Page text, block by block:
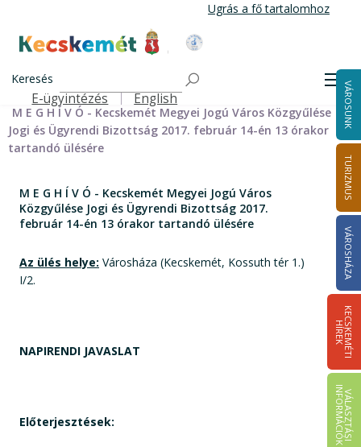
tartalomra
Ugrás a fő tartalomhoz
Kecskemét Város Honlapja
Keresés
Felső navigáció
E-ügyintézés English VÁROSUNK
TURIZMUS
VÁROSHÁZA
K
E
C
S
K
E
M
É
T
I
HÍ
R
E
K
V
Á
L
A
S
Z
T
Á
S
I
IN
F
O
R
M
Á
C
I
Ó
K
Önkormányzat
Bizottságok 2014-2024
Jogi és Ügyrendi Bizottság 2014-2024
Jogi és Ügyrendi Bizottság meghívói 2014-2019
M E G H Í V Ó - Kecskemét Megyei Jogú Város Közgyűlése
Jogi és Ügyrendi Bizottság 2017. február 14-én 13 órakor
tartandó ülésére
M E G H Í V Ó - Kecskemét Megyei Jogú Város
Közgyűlése Jogi és Ügyrendi Bizottság 2017.
február 14-én 13 órakor tartandó ülésére
Az ülés helye: Városháza (Kecskemét, Kossuth tér 1.)
I/2.
NAPIRENDI JAVASLAT
Előterjesztések: